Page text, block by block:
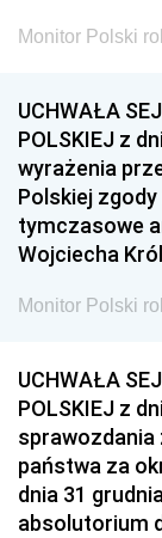
Monitor Polski
UCHWAŁA
POLSKIEJ z
wyrażenia
Polskiej
tymczasowe
Wojciecha
Monitor Polski
UCHWAŁA
POLSKIEJ z
sprawozdania
państwa za
dnia 31
absolutorium